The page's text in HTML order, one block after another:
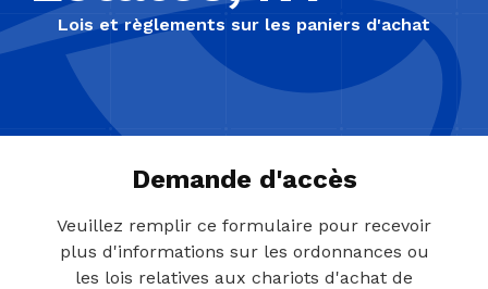
Lois et règlements sur les paniers d'achat
Demande d'accès
Veuillez remplir ce formulaire pour recevoir
plus d'informations sur les ordonnances ou
les lois relatives aux chariots d'achat de